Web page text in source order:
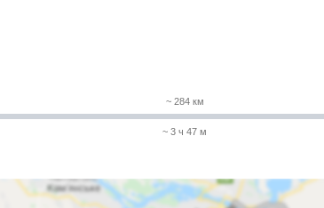
~ 284 км
~ 3 ч 47 м